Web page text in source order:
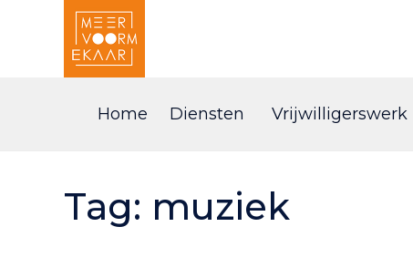
Home Diensten Vrijwilligerswerk
Tag: muziek